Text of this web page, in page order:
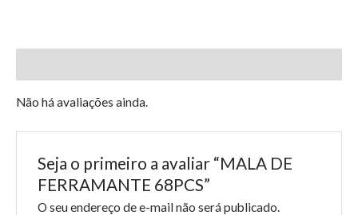
Não há avaliações ainda.
Seja o primeiro a avaliar “MALA DE
FERRAMANTE 68PCS”
O seu endereço de e-mail não será publicado.